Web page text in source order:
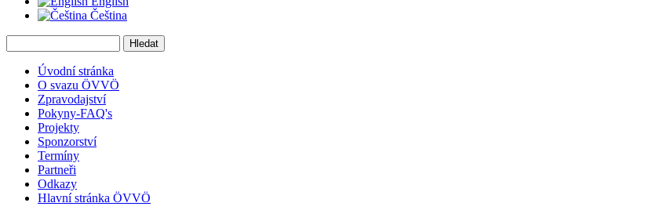
Čeština
Vyhledávání
Úvodní stránka
O svazu ÖVVÖ
Zpravodajství
Pokyny-FAQ's
Projekty
Sponzorství
Termíny
Partneři
Odkazy
Hlavní stránka ÖVVÖ